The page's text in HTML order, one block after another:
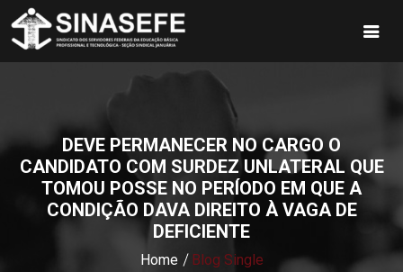
DEVE PERMANECER NO CARGO O
CANDIDATO COM SURDEZ UNLATERAL QUE
TOMOU POSSE NO PERÍODO EM QUE A
CONDIÇÃO DAVA DIREITO À VAGA DE
DEFICIENTE
Home Blog Single